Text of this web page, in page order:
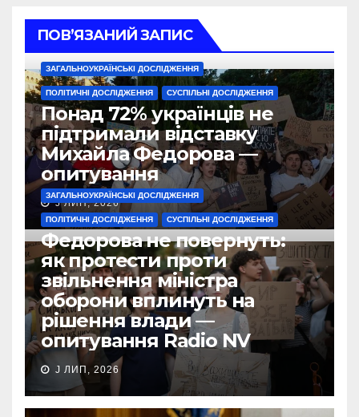
ПОВ’ЯЗАНИЙ ЗАПИС
ЗАГАЛЬНОУКРАЇНСЬКІ ДОСЛІДЖЕННЯ
ПОЛІТИЧНІ ДОСЛІДЖЕННЯ СУСПІЛЬНІ ДОСЛІДЖЕННЯ
Понад 72% українців не
підтримали відставку
Михайла Федорова —
опитування
J ЛИП, 2026
ЗАГАЛЬНОУКРАЇНСЬКІ ДОСЛІДЖЕННЯ
ПОЛІТИЧНІ ДОСЛІДЖЕННЯ СУСПІЛЬНІ ДОСЛІДЖЕННЯ
Федорова не повернуть:
як протести проти
звільнення міністра
оборони вплинуть на
рішення влади —
опитування Radio NV
J ЛИП, 2026